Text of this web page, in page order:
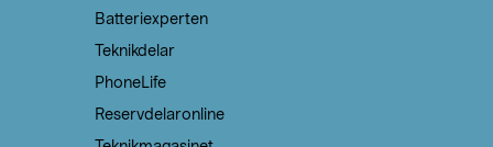
Batteriexperten
Teknikdelar
PhoneLife
Reservdelaronline